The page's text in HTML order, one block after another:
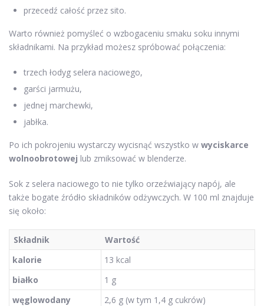
przecedź całość przez sito.
Warto również pomyśleć o wzbogaceniu smaku soku innymi
składnikami. Na przykład możesz spróbować połączenia:
trzech łodyg selera naciowego,
garści jarmużu,
jednej marchewki,
jabłka.
Po ich pokrojeniu wystarczy wycisnąć wszystko w wyciskarce
wolnoobrotowej lub zmiksować w blenderze.
Sok z selera naciowego to nie tylko orzeźwiający napój, ale
także bogate źródło składników odżywczych. W 100 ml znajduje
się około:
Składnik
Wartość
kalorie
13 kcal
białko
1 g
węglowodany
2,6 g (w tym 1,4 g cukrów)